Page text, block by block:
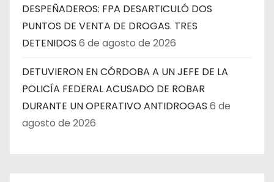
DESPEÑADEROS: FPA DESARTICULÓ DOS
PUNTOS DE VENTA DE DROGAS. TRES
DETENIDOS 6 de agosto de 2026
DETUVIERON EN CÓRDOBA A UN JEFE DE LA
POLICÍA FEDERAL ACUSADO DE ROBAR
DURANTE UN OPERATIVO ANTIDROGAS 6 de
agosto de 2026